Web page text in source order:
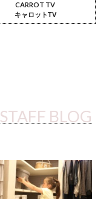
CARROT TV
キャロットTV
STAFF BLOG